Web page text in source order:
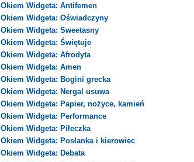
Okiem Widgeta: Antifemen
Okiem Widgeta: Oświadczyny
Okiem Widgeta: Sweetasny
Okiem Widgeta: Świętuje
Okiem Widgeta: Afrodyta
Okiem Widgeta: Amen
Okiem Widgeta: Bogini grecka
Okiem Widgeta: Nergal usuwa
Okiem Widgeta: Papier, nożyce, kamień
Okiem Widgeta: Performance
Okiem Widgeta: Piłeczka
Okiem Widgeta: Posłanka i kierowiec
Okiem Widgeta: Debata